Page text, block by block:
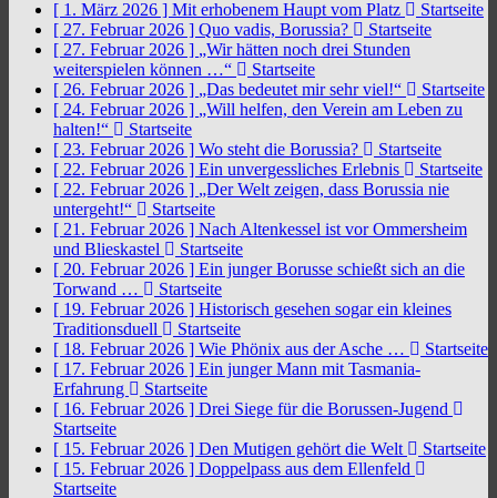
[ 1. März 2026 ] Mit erhobenem Haupt vom Platz
Startseite
[ 27. Februar 2026 ] Quo vadis, Borussia?
Startseite
[ 27. Februar 2026 ] „Wir hätten noch drei Stunden
weiterspielen können …“
Startseite
[ 26. Februar 2026 ] „Das bedeutet mir sehr viel!“
Startseite
[ 24. Februar 2026 ] „Will helfen, den Verein am Leben zu
halten!“
Startseite
[ 23. Februar 2026 ] Wo steht die Borussia?
Startseite
[ 22. Februar 2026 ] Ein unvergessliches Erlebnis
Startseite
[ 22. Februar 2026 ] „Der Welt zeigen, dass Borussia nie
untergeht!“
Startseite
[ 21. Februar 2026 ] Nach Altenkessel ist vor Ommersheim
und Blieskastel
Startseite
[ 20. Februar 2026 ] Ein junger Borusse schießt sich an die
Torwand …
Startseite
[ 19. Februar 2026 ] Historisch gesehen sogar ein kleines
Traditionsduell
Startseite
[ 18. Februar 2026 ] Wie Phönix aus der Asche …
Startseite
[ 17. Februar 2026 ] Ein junger Mann mit Tasmania-
Erfahrung
Startseite
[ 16. Februar 2026 ] Drei Siege für die Borussen-Jugend
Startseite
[ 15. Februar 2026 ] Den Mutigen gehört die Welt
Startseite
[ 15. Februar 2026 ] Doppelpass aus dem Ellenfeld
Startseite